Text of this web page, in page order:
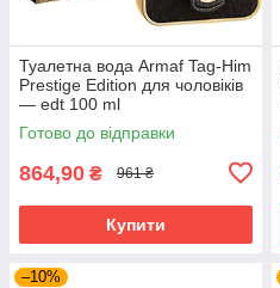
Туалетна вода Armaf Tag-Him
Prestige Edition для чоловіків
— edt 100 ml
Готово до відправки
864,90 ₴ 961 ₴
Купити
–10%